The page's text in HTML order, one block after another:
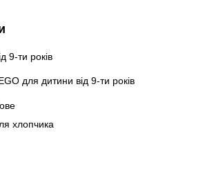
9-ти років
для дитини від 9-ти років
хлопчика